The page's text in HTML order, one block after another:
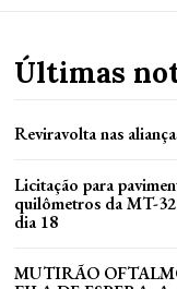
Últimas
Reviravolta nas
Licitação para
quilômetros da MT-
dia 18
MUTIRÃO